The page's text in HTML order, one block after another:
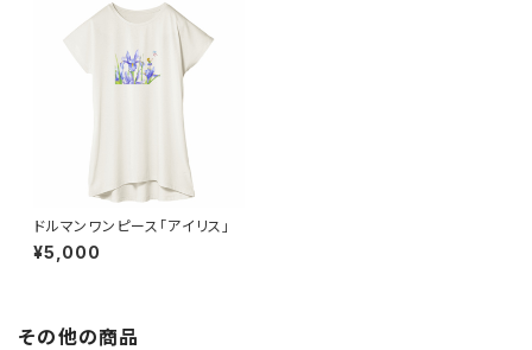
ドルマンワンピース「アイリス」
¥5,000
その他の商品